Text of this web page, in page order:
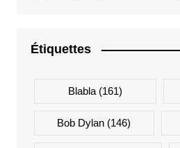
Étiquettes
Blabla(161)
Bob Dylan (146)